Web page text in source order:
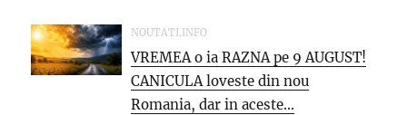
NOUTATI.INFO
VREMEA o ia RAZNA pe 9 AUGUST!
CANICULA loveste din nou
Romania, dar in aceste...